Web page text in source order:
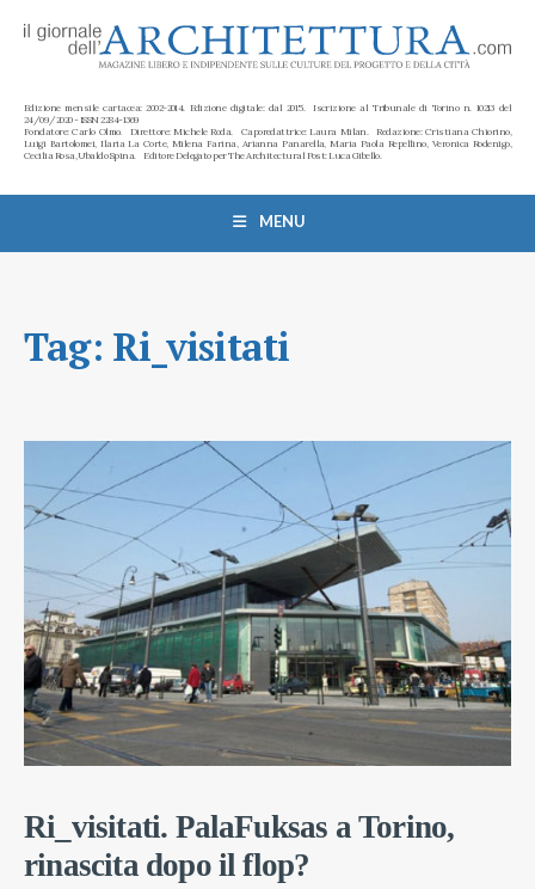
Edizione mensile cartacea: 2002-2014. Edizione digitale: dal 2015. Iscrizione al Tribunale di Torino n. 10213 del
24/09/2020 - ISSN 2284-1369
Fondatore: Carlo Olmo. Direttore: Michele Roda. Caporedattrice: Laura Milan. Redazione: Cristiana Chiorino,
Luigi Bartolomei, Ilaria La Corte, Milena Farina, Arianna Panarella, Maria Paola Repellino, Veronica Rodenigo,
Cecilia Rosa, Ubaldo Spina. Editore Delegato per The Architectural Post: Luca Gibello.
MENU
Tag: Ri_visitati
Ri_visitati. PalaFuksas a Torino,
rinascita dopo il flop?